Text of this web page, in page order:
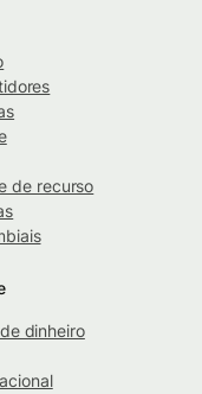
de recurso
dinheiro